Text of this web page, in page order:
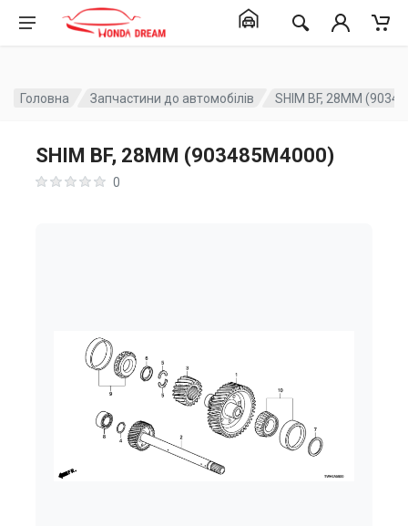
Головна Запчастини до автомобілів SHIM BF, 28MM
SHIM BF, 28MM (903485M4000)
0